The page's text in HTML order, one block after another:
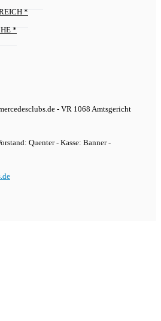
*
*
- VR 1068 Amtsgericht
Quenter - Kasse: Banner -